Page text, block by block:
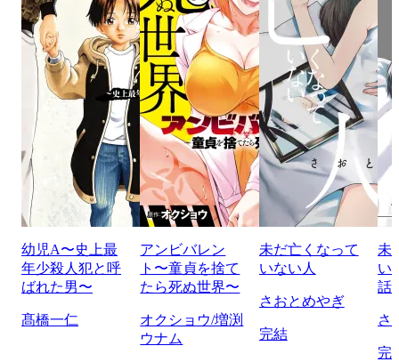
幼児A〜史上最
年少殺人犯と呼
ばれた男〜
髙橋一仁
アンビバレン
ト〜童貞を捨て
たら死ぬ世界〜
オクショウ/増渕
ウナム
未だ亡くなって
いない人
さおとめやぎ
完結
未
い
話
さ
完